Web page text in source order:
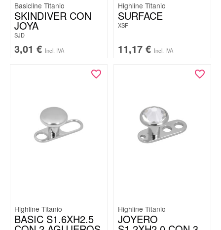
Basicline Titanio
SKINDIVER CON
JOYA
SJD
3,01 € Incl. IVA
Highline Titanio
SURFACE
XSF
11,17 € Incl. IVA
Highline Titanio
BASIC S1.6XH2.5
Highline Titanio
JOYERO